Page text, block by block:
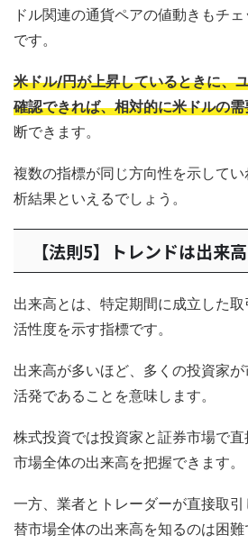
ドル関連の通貨ペアの値動きもチ
です。
米ドル/円が上昇しているときに、
確認できれば、相対的に米ドルの
断できます。
複数の指標が同じ方向性を示して
析結果といえるでしょう。
【法則5】トレンドは出来
出来高とは、特定期間に成立した
活性度を示す指標です。
出来高が多いほど、多くの投資家
活発であることを意味します。
株式投資では投資家と証券市場で直
市場全体の出来高を把握できます。
一方、業者とトレーダーが直接取
替市場全体の出来高を知るのは困難